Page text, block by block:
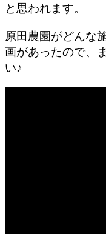
と思われます。
原田農園がどんな
画があったので、
い♪